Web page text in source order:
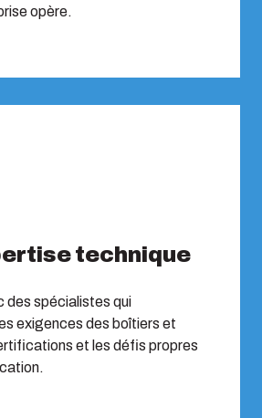
opère.
technique
des spécialistes qui
exigences des boîtiers et
et les défis propres